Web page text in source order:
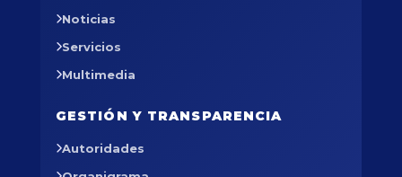
Noticias
Servicios
Multimedia
GESTIÓN Y TRANSPARENCIA
Autoridades